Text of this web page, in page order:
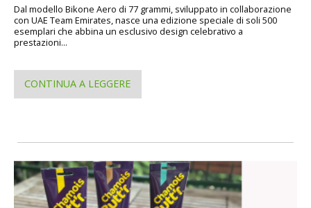
Dal modello Bikone Aero di 77 grammi, sviluppato in collaborazione
con UAE Team Emirates, nasce una edizione speciale di soli 500
esemplari che abbina un esclusivo design celebrativo a
prestazioni...
CONTINUA A LEGGERE